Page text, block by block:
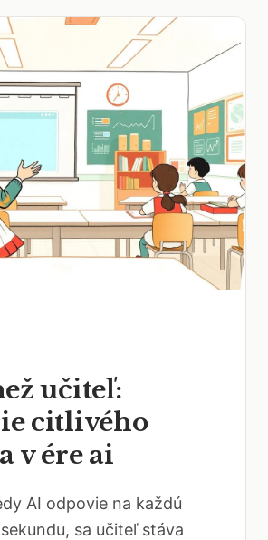
učiteľ:
citlivého
v ére ai
AI odpovie na každú
sa učiteľ stáva